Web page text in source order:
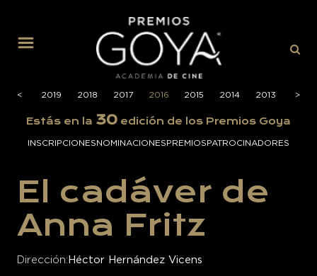
<
<
2020 2019 2018 2017 2016 2015 2014 2013 2012
>
>
Estás en la 30 edición de los Premios Goya
INSCRIPCIONESNOMINACIONESPREMIOSPATROCINADORES
El cadáver de
Anna Fritz
Dirección Héctor Hernández Vicens